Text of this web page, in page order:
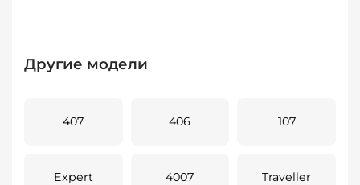
Другие модели
407 406 107
Expert 4007 Traveller